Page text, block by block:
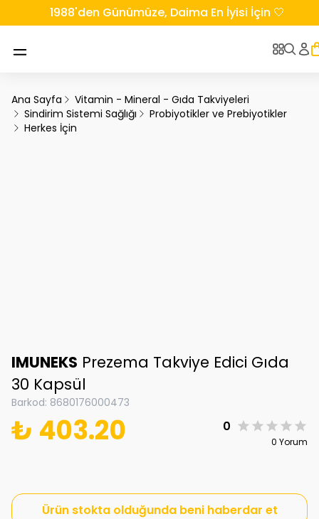
1988'den Günümüze, Daima En İyisi İçin 🤍
Ana Sayfa
Vitamin - Mineral - Gıda Takviyeleri
Sindirim Sistemi Sağlığı
Probiyotikler ve Prebiyotikler
Herkes İçin
IMUNEKS Prezema Takviye Edici Gıda
30 Kapsül
Barkod: 8680176000473
₺ 403.20 0
0 Yorum
Ürün stokta olduğunda beni haberdar et